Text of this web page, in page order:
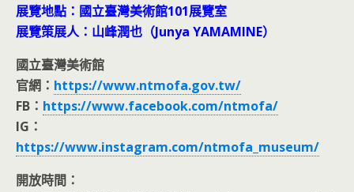
展覽地點：國立臺灣美術館101展覽室
展覽策展人：山峰潤也（Junya YAMAMINE）
國立臺灣美術館
官網： https://www.ntmofa.gov.tw/
FB： https://www.facebook.com/ntmofa/
IG：
https://www.instagram.com/ntmofa_museum/
開放時間：